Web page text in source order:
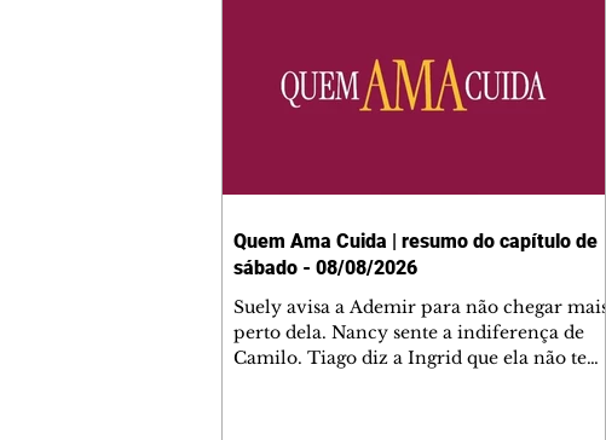
Quem Ama Cuida | resumo do capítulo de
sábado - 08/08/2026
Suely avisa a Ademir para não chegar mais
perto dela. Nancy sente a indiferença de
Camilo. Tiago diz a Ingrid que ela não tem